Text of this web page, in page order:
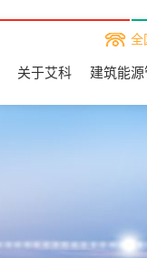
全
关于艾科 建筑能源